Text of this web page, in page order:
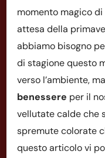
momento magico
attesa della
abbiamo bisogno
di stagione questo
verso l’ambiente,
benessere per il
vellutate calde che
spremute colorate
questo articolo vi